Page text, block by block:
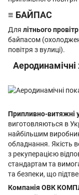
≡ БАЙПАС
Для літнього
байпасом
повітря з вулиці).
Припливно-витяжні
виготовляються в
найбільшим
обладнання. Якість
з рекуперацією
стандартам та
та безпеки, що
Компанія ОВК